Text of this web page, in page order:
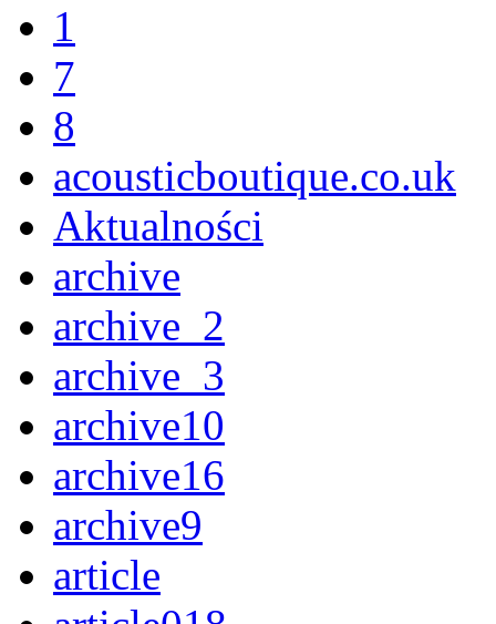
1
7
8
acousticboutique.co.uk
Aktualności
archive
archive_2
archive_3
archive10
archive16
archive9
article